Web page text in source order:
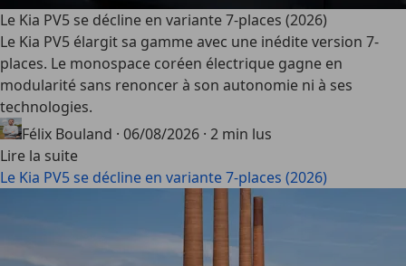
Le Kia PV5 se décline en variante 7-places (2026)
Le Kia PV5 élargit sa gamme avec une inédite version 7-
places. Le monospace coréen électrique gagne en
modularité sans renoncer à son autonomie ni à ses
technologies.
Félix Bouland · 06/08/2026 · 2 min lus
Lire la suite
Le Kia PV5 se décline en variante 7-places (2026)